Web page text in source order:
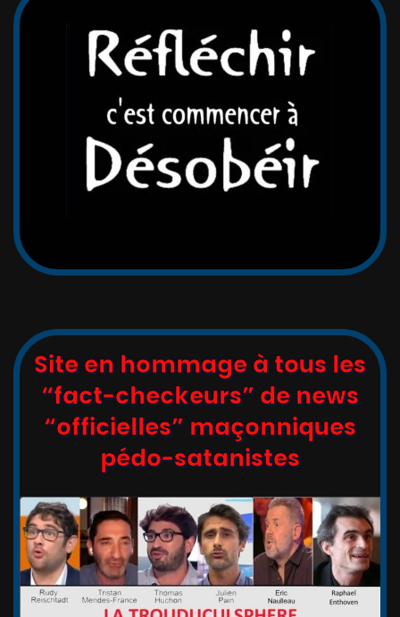
Site en hommage à tous les
“fact-checkeurs” de news
“officielles” maçonniques
pédo-satanistes